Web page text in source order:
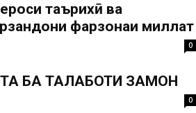
таърихӣ ва
фарзонаи миллат
0
БА ТАЛАБОТИ ЗАМОН
0